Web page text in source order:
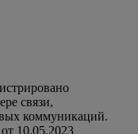
связи,
коммуникаций.
10.05.2023